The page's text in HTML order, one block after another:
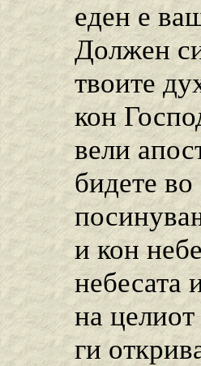
еден е
Должен
твоите
кон
вели
бидете
и кон
небесата
на
ги